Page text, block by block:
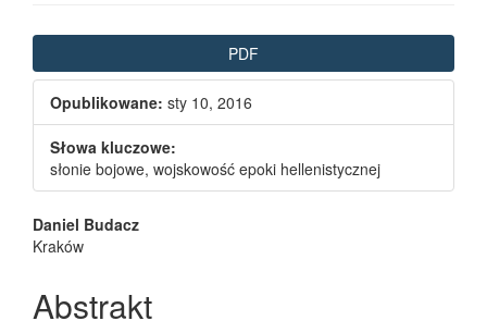
Article Sidebar
PDF
Opublikowane: sty 10, 2016
Słowa kluczowe:
słonie bojowe, wojskowość epoki hellenistycznej
Main Article Content
Daniel Budacz
Kraków
Abstrakt